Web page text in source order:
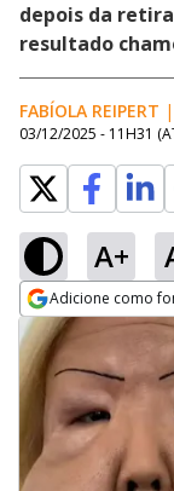
depois da
resultado
FABÍOLA REIPERT |
03/12/2025 - 11H31
A+
Adicione como
Opens in new